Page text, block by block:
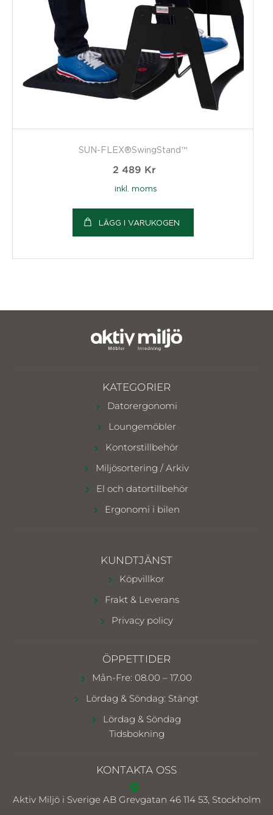
SUN-FLEX®SwingStand™
2 489 Kr
inkl. moms
LÄGG I VARUKOGEN
KATEGORIER
Datorergonomi
Loungemöbler
Kontorstillbehör
Miljösortering / Arkiv
El och datortillbehör
Ergonomi i bilen
KUNDTJÄNST
Köpvillkor
Frakt & Leverans
Privacy policy
ÖPPETTIDER
Mån-Fre: 08.00 – 17.00
Lördag & Söndag: Stängt
Lördag & Söndag
Tidsbokning
KONTAKTA OSS
Aktiv Miljö i Sverige AB Grevgatan 46 114 53, Stockholm